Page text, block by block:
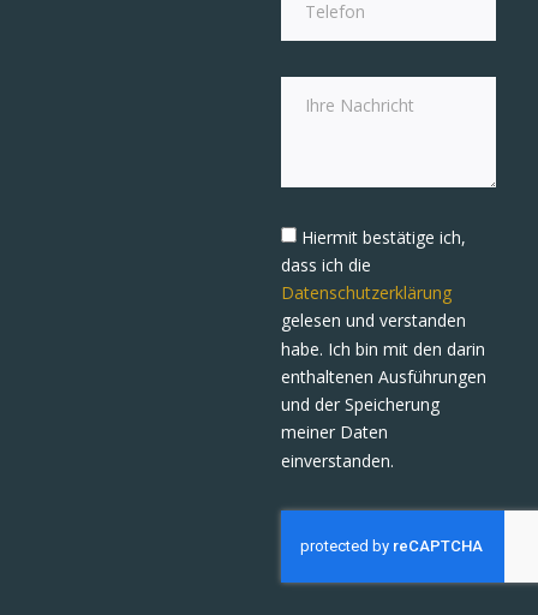
Hiermit bestätige ich,
dass ich die
Datenschutzerklärung
gelesen und verstanden
habe. Ich bin mit den darin
enthaltenen Ausführungen
und der Speicherung
meiner Daten
einverstanden.